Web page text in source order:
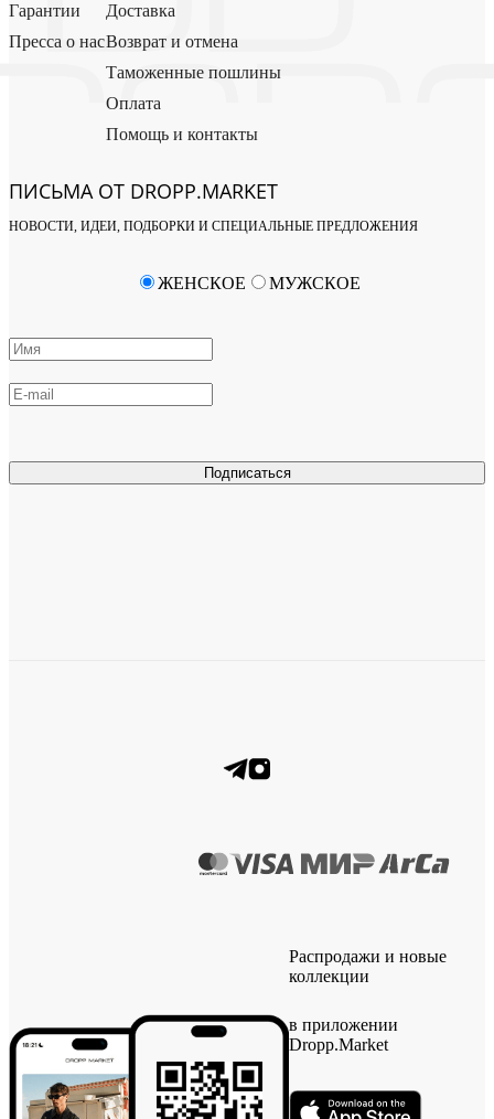
Гарантии
Пресса о нас
Доставка
Возврат и отмена
Таможенные пошлины
Оплата
Помощь и контакты
ПИСЬМА ОТ DROPP.MARKET
НОВОСТИ, ИДЕИ, ПОДБОРКИ И СПЕЦИАЛЬНЫЕ ПРЕДЛОЖЕНИЯ
Подписаться
ЖЕНСКОЕ МУЖСКОЕ
Распродажи и новые
коллекции
в приложении
Dropp.Market